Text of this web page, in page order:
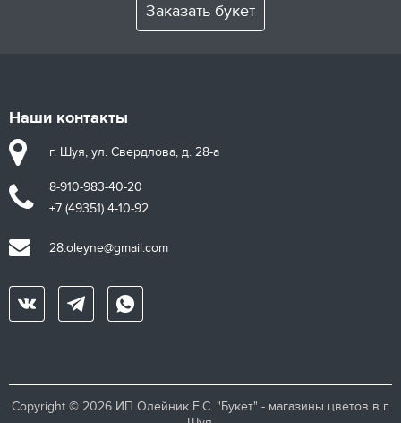
Заказать букет
Наши контакты
г. Шуя, ул. Свердлова, д. 28-а
8-910-983-40-20
+7 (49351) 4-10-92
28.oleyne@gmail.com
Copyright © 2026 ИП Олейник Е.С. "Букет" - магазины цветов в г.